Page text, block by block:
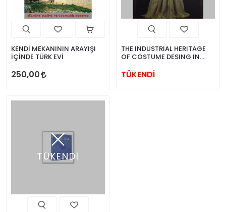
KENDİ MEKANININ ARAYIŞI
İÇİNDE TÜRK EVİ
250,00
THE INDUSTRIAL HERITAGE
OF COSTUME DESING IN
TÜKENDİ
TÜKENDİ